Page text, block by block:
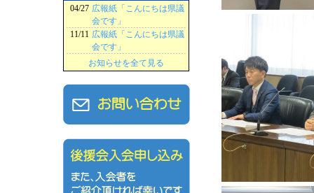
04/27 広報紙「こんにちは県議
会です」
11/11 広報紙「こんにちは県議
会です」
お知らせを全て見る